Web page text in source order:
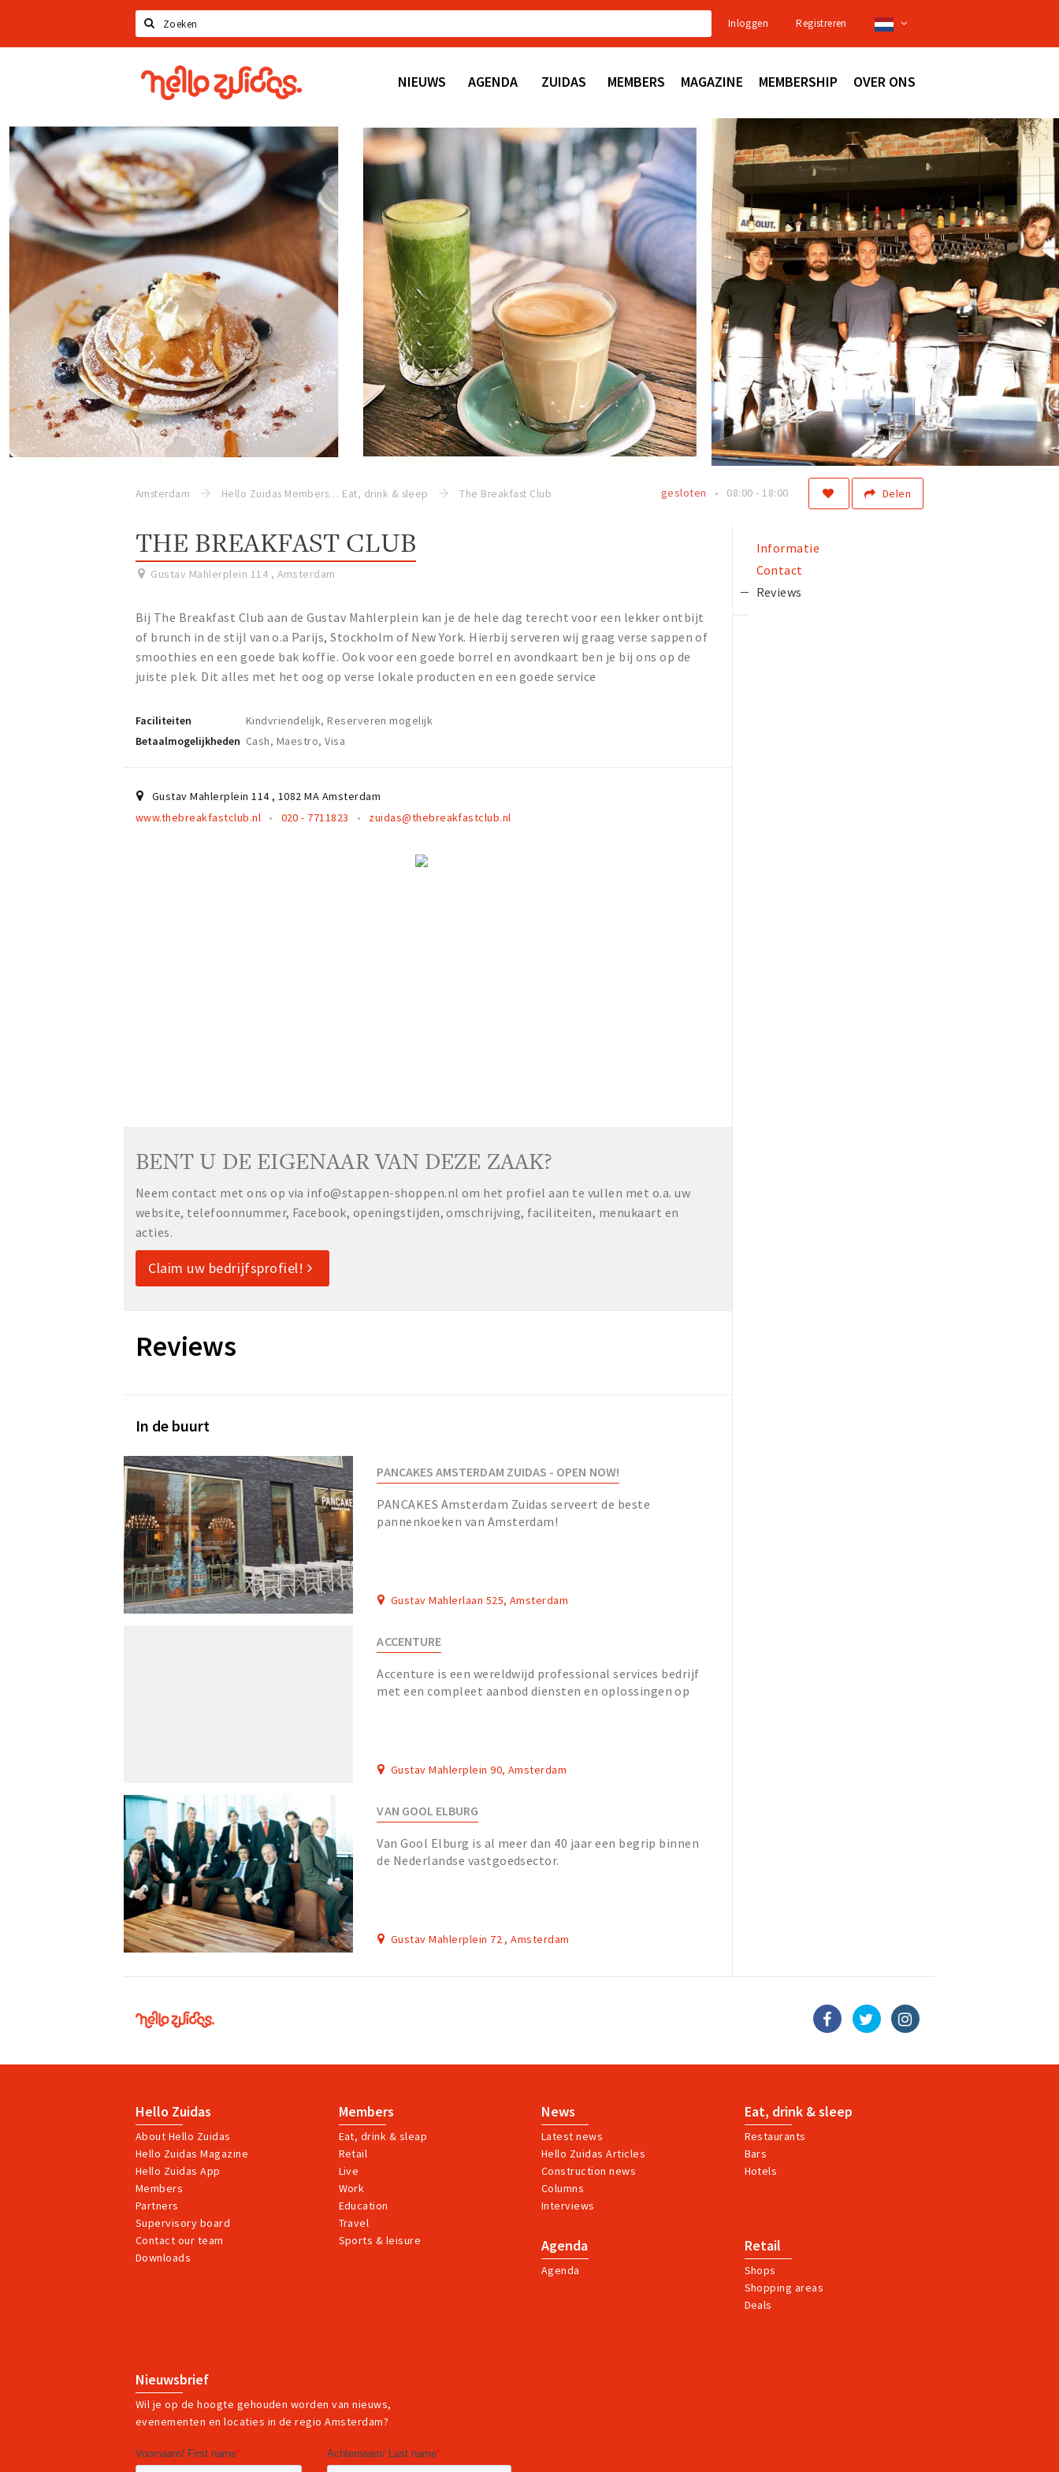
Zoeken
Inloggen Registreren
Hello
Zuidas
NIEUWS AGENDA ZUIDAS MEMBERS MAGAZINE MEMBERSHIP OVER ONS
Amsterdam Hello Zuidas Members Eat, drink & sleep The Breakfast Club Delen
gesloten 08:00 - 18:00
THE BREAKFAST CLUB
Gustav Mahlerplein 114 , Amsterdam
Bij The Breakfast Club aan de Gustav Mahlerplein kan je de hele dag terecht voor een lekker ontbijt
of brunch in de stijl van o.a Parijs, Stockholm of New York. Hierbij serveren wij graag verse sappen of
smoothies en een goede bak koffie. Ook voor een goede borrel en avondkaart ben je bij ons op de
juiste plek. Dit alles met het oog op verse lokale producten en een goede service
Faciliteiten
Kindvriendelijk, Reserveren mogelijk
Betaalmogelijkheden Cash, Maestro, Visa
Gustav Mahlerplein 114 , 1082 MA Amsterdam
www.thebreakfastclub.nl
020 - 7711823 zuidas@thebreakfastclub.nl
BENT U DE EIGENAAR VAN DEZE ZAAK?
Neem contact met ons op via info@stappen-shoppen.nl om het profiel aan te vullen met o.a. uw
website, telefoonnummer, Facebook, openingstijden, omschrijving, faciliteiten, menukaart en
acties.
Claim uw bedrijfsprofiel!
Reviews
In de buurt
PANCAKES AMSTERDAM ZUIDAS - OPEN NOW!
PANCAKES Amsterdam Zuidas serveert de beste
pannenkoeken van Amsterdam!
Gustav Mahlerlaan 525, Amsterdam
ACCENTURE
Accenture is een wereldwijd professional services bedrijf
met een compleet aanbod diensten en oplossingen op
Gustav Mahlerplein 90, Amsterdam
VAN GOOL ELBURG
Van Gool Elburg is al meer dan 40 jaar een begrip binnen
de Nederlandse vastgoedsector.
Gustav Mahlerplein 72 , Amsterdam
Informatie
Contact
Reviews
Hello
Zuidas
Hello Zuidas
About Hello Zuidas
Hello Zuidas Magazine
Hello Zuidas App
Members
Partners
Supervisory board
Contact our team
Downloads
Members
Eat, drink & sleap
Retail
Live
Work
Education
Travel
Sports & leisure
News
Latest news
Hello Zuidas Articles
Construction news
Columns
Interviews
Eat, drink & sleep
Restaurants
Bars
Hotels
Agenda
Agenda
Retail
Shops
Shopping areas
Deals
Nieuwsbrief
Wil je op de hoogte gehouden worden van nieuws,
evenementen en locaties in de regio Amsterdam?